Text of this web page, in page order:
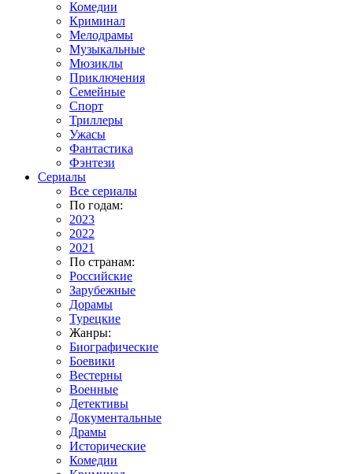
Комедии
Криминал
Мелодрамы
Музыкальные
Мюзиклы
Приключения
Семейные
Спорт
Триллеры
Ужасы
Фантастика
Фэнтези
Сериалы
Все сериалы
По годам:
2023
2022
2021
По странам:
Российские
Зарубежные
Дорамы
Турецкие
Жанры:
Биографические
Боевики
Вестерны
Военные
Детективы
Документальные
Драмы
Исторические
Комедии